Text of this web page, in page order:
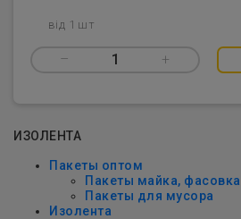
від 1 шт
– 1 +
ИЗОЛЕНТА
Пакеты оптом
Пакеты майка, фасовка
Пакеты для мусора
Изолента